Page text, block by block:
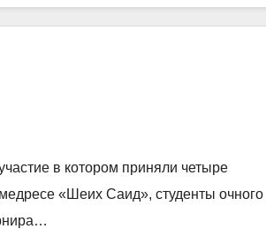
в котором приняли четыре
«Шеих Саид», студенты очного